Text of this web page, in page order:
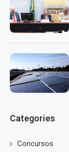
Categories
Concursos